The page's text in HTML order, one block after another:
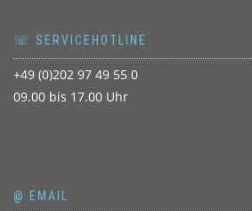
☏ SERVICEHOTLINE
+49 (0)202 97 49 55 0
09.00 bis 17.00 Uhr
@ EMAIL